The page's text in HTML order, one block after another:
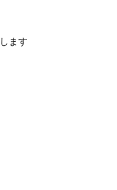
ます